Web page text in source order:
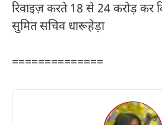
रिवाइज़ करते 18 से 24 करोड़ कर
सुमित सचिव धारूहेड़ा
==============